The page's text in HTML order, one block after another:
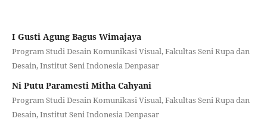
I Gusti Agung Bagus Wimajaya
Program Studi Desain Komunikasi Visual, Fakultas Seni Rupa dan
Desain, Institut Seni Indonesia Denpasar
Ni Putu Paramesti Mitha Cahyani
Program Studi Desain Komunikasi Visual, Fakultas Seni Rupa dan
Desain, Institut Seni Indonesia Denpasar